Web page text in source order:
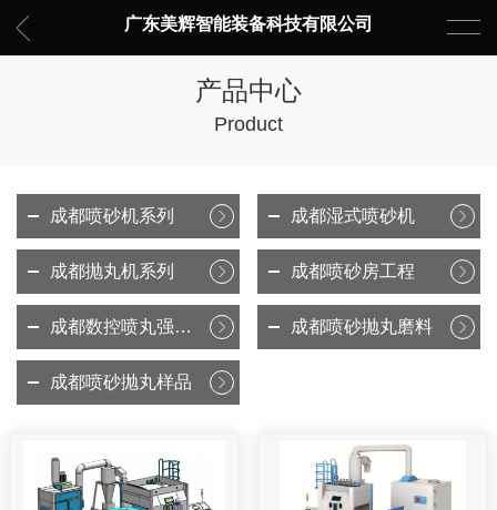
广东美辉智能装备科技有限公司
产品中心
Product
成都喷砂机系列 成都湿式喷砂机
成都抛丸机系列 成都喷砂房工程
成都数控喷丸强化设备 成都喷砂抛丸磨料
成都喷砂抛丸样品